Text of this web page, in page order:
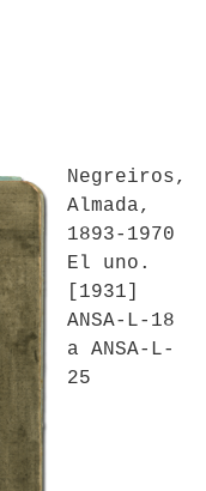
Negreiros,
Almada,
1893-1970
El uno.
[1931]
ANSA-L-18
a ANSA-L-
25